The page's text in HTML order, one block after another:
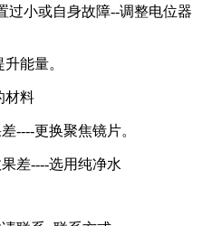
过小或自身故障--调整电位器
能量。
材料
----更换聚焦镜片。
差----选用纯净水